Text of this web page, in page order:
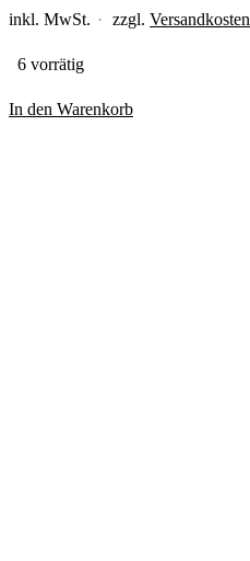
inkl. MwSt.
zzgl.Versandkosten
6 vorrätig
In den Warenkorb